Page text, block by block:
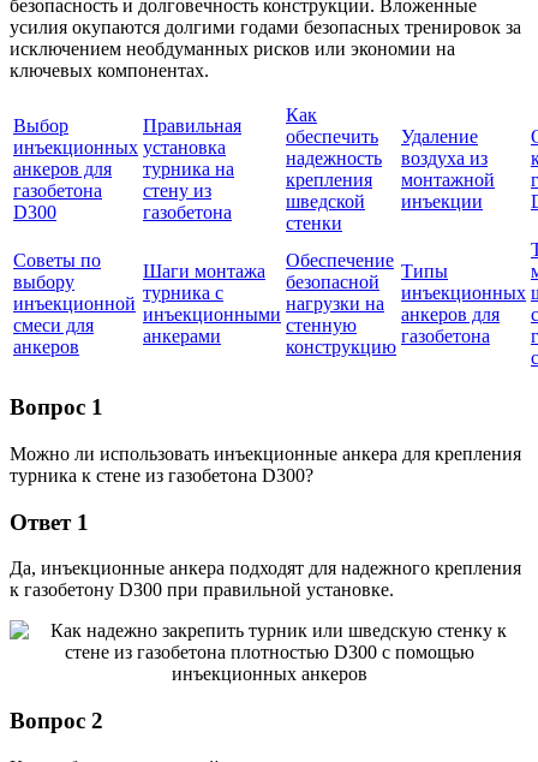
безопасность и долговечность конструкции. Вложенные
усилия окупаются долгими годами безопасных тренировок за
исключением необдуманных рисков или экономии на
ключевых компонентах.
Выбор
инъекционных
анкеров для
газобетона
D300
Правильная
установка
турника на
стену из
газобетона
Как
обеспечить
надежность
крепления
шведской
стенки
Удаление
воздуха из
монтажной
инъекции
Советы по
выбору
инъекционной
смеси для
анкеров
Шаги монтажа
турника с
инъекционными
анкерами
Обеспечение
безопасной
нагрузки на
стенную
конструкцию
Типы
инъекционных
анкеров для
газобетона
Вопрос 1
Можно ли использовать инъекционные анкера для крепления
турника к стене из газобетона D300?
Ответ 1
Да, инъекционные анкера подходят для надежного крепления
к газобетону D300 при правильной установке.
Вопрос 2